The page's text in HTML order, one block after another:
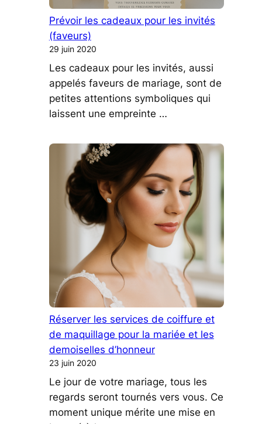
Prévoir les cadeaux pour les invités
(faveurs)
29 juin 2020
Les cadeaux pour les invités, aussi
appelés faveurs de mariage, sont de
petites attentions symboliques qui
laissent une empreinte …
Réserver les services de coiffure et
de maquillage pour la mariée et les
demoiselles d’honneur
23 juin 2020
Le jour de votre mariage, tous les
regards seront tournés vers vous. Ce
moment unique mérite une mise en